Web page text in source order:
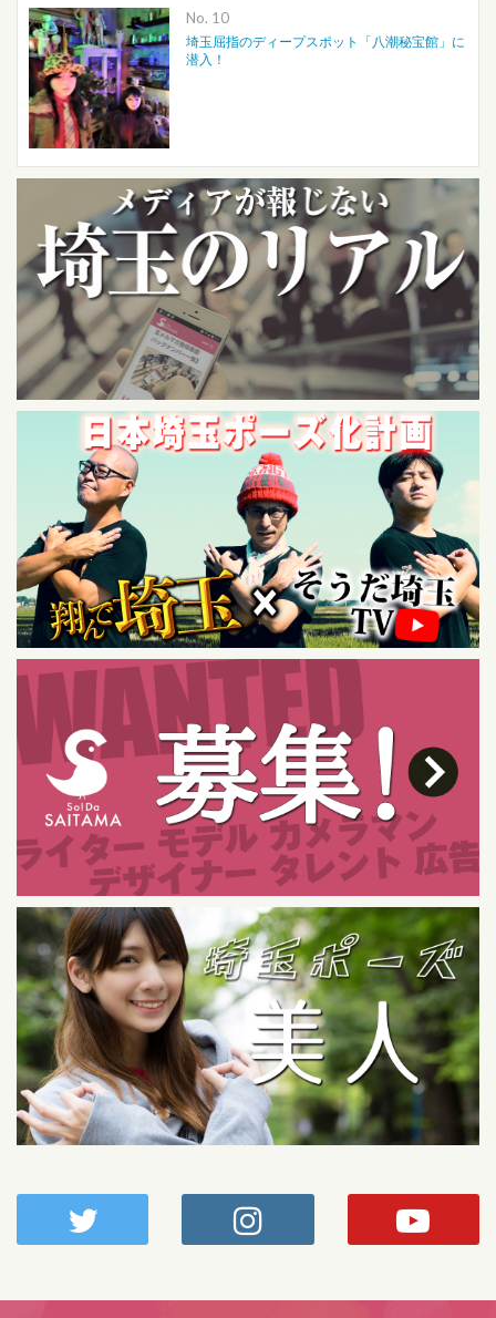
No.
埼玉屈指のディープスポット「八潮秘宝館」に
潜入！